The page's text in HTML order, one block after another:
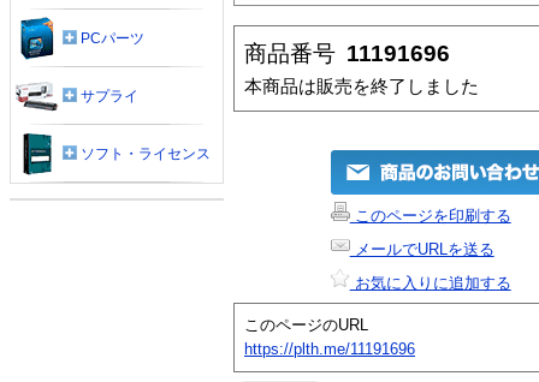
商品番号 11191696
本商品は販売を終了しました
このページを印刷する
メールでURLを送る
お気に入りに追加する
このページのURL
https://plth.me/11191696
PCパーツ
サプライ
ソフト・ライセンス